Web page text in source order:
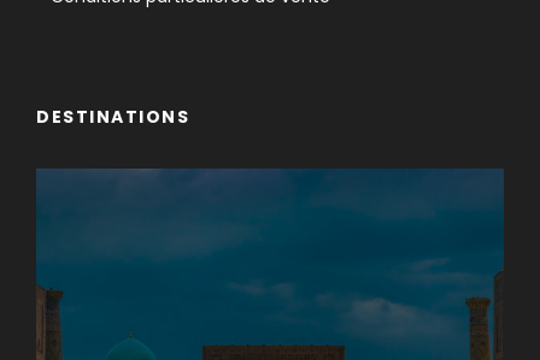
DESTINATIONS